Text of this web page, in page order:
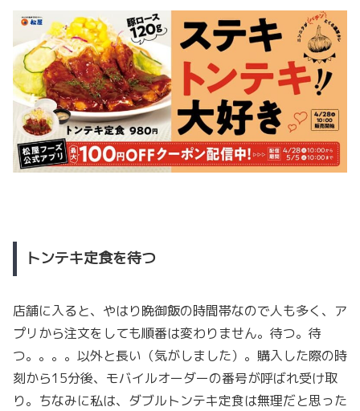
トンテキ定食を待つ
店舗に入ると、やはり晩御飯の時間帯なので人も多く、ア
プリから注文をしても順番は変わりません。待つ。待
つ。。。。以外と長い（気がしました）。購入した際の時
刻から15分後、モバイルオーダーの番号が呼ばれ受け取
り。ちなみに私は、ダブルトンテキ定食は無理だと思った